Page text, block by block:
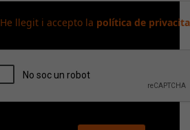
He llegit i accepto la política de